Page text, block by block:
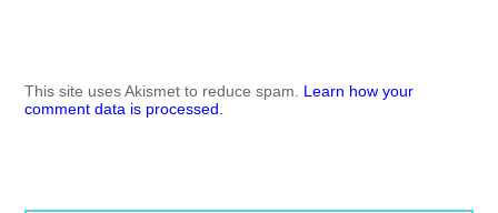
This site uses Akismet to reduce spam. Learn how your
comment data is processed.